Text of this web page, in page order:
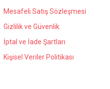
Mesafeli Satış Sözleşmesi
Gizlilik ve Güvenlik
İptal ve İade Şartları
Kişisel Veriler Politikası